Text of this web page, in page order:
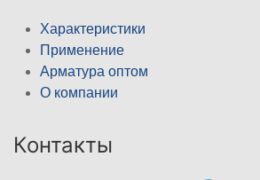
Характеристики
Применение
Арматура оптом
О компании
Контакты